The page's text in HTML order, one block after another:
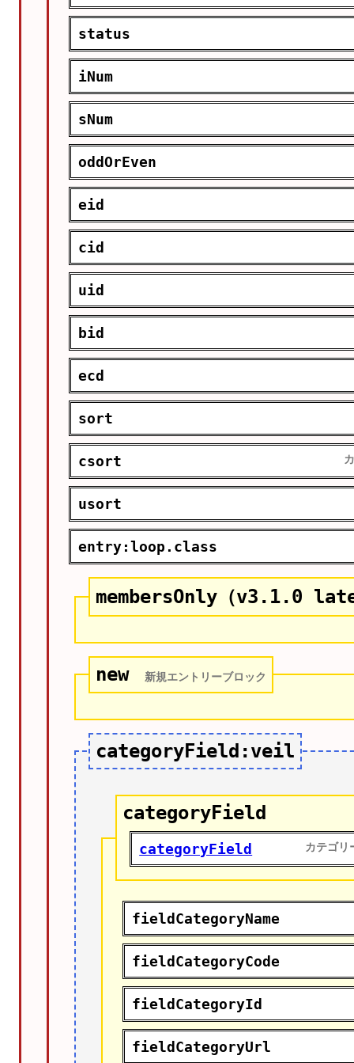
status
iNum
sNum
oddOrEven
eid
cid
uid
bid
ecd
sort
csort
usort
entry:loop.class
membersOnly（v3.1.0
new 新規エントリーブロック
categoryField:veil
categoryField
categoryField カテゴリ
fieldCategoryName
fieldCategoryCode
fieldCategoryId
fieldCategoryUrl